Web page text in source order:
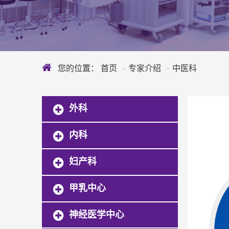
您的位置： 首页 专家介绍 中医科
外科
内科
妇产科
甲乳中心
神经医学中心